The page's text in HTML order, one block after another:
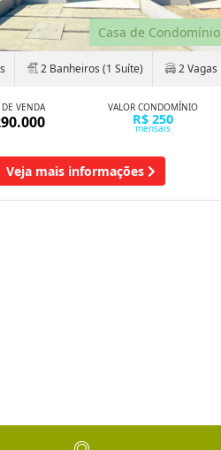
Casa de Condomínio
2 Banheiros (1 Suíte) 2 Vagas
VENDA VALOR CONDOMÍNIO
R$ 250
mensais
Veja mais informações